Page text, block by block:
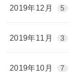
2019年12月 5
2019年11月 3
2019年10月 7